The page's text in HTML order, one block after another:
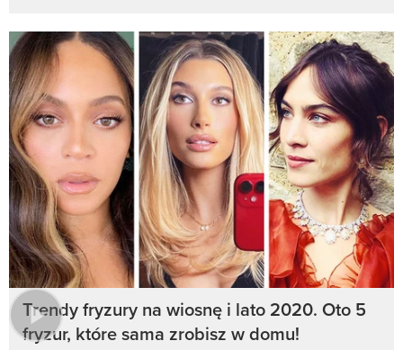
Trendy fryzury na wiosnę i lato 2020. Oto 5
fryzur, które sama zrobisz w domu!